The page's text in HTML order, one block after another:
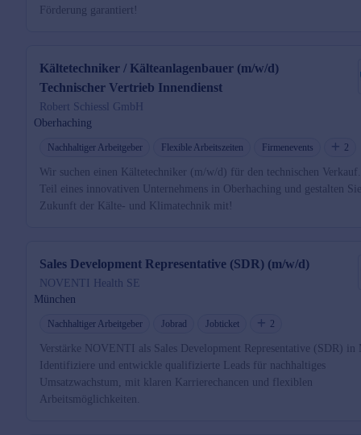
Förderung garantiert!
Kältetechniker / Kälteanlagenbauer (m/w/d)
Technischer Vertrieb Innendienst
Robert Schiessl GmbH
Oberhaching
Nachhaltiger Arbeitgeber Flexible Arbeitszeiten Firmenevents 2
Wir suchen einen Kältetechniker (m/w/d) für den technischen
Teil eines innovativen Unternehmens in Oberhaching und gestalten
Zukunft der Kälte- und Klimatechnik mit!
Sales Development Representative (SDR) (m/w/d)
NOVENTI Health SE
München
Nachhaltiger Arbeitgeber Jobrad Jobticket 2
Verstärke NOVENTI als Sales Development Representative (SDR) in
Identifiziere und entwickle qualifizierte Leads für nachhaltiges
Umsatzwachstum, mit klaren Karrierechancen und flexiblen
Arbeitsmöglichkeiten.